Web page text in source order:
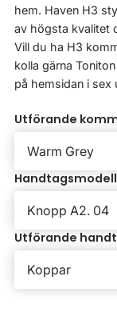
hem. Haven H3
av högsta kvalitet
Vill du ha H3
kolla gärna
på hemsidan i sex
Utförande
Utförande